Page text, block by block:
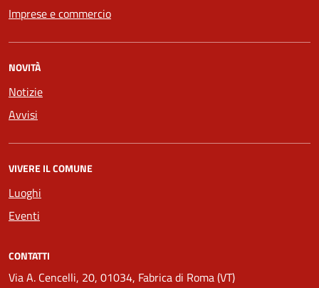
Imprese e commercio
NOVITÀ
Notizie
Avvisi
VIVERE IL COMUNE
Luoghi
Eventi
CONTATTI
Via A. Cencelli, 20, 01034, Fabrica di Roma (VT)